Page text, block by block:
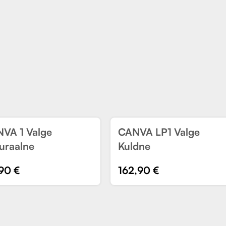
1 Valge
€
UUS
CANVA LP1 Valge
Kuldne
162,90€